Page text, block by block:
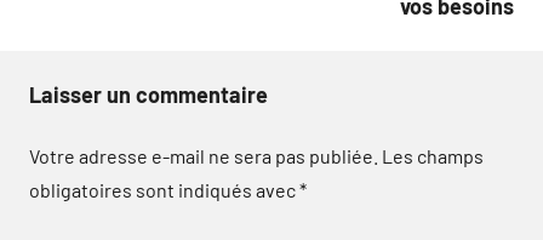
vos besoins
Laisser un commentaire
Votre adresse e-mail ne sera pas publiée. Les champs
obligatoires sont indiqués avec*